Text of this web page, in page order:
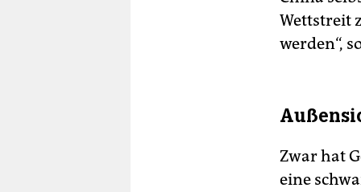
Wettstreit
werden“,
Zwar hat
eine